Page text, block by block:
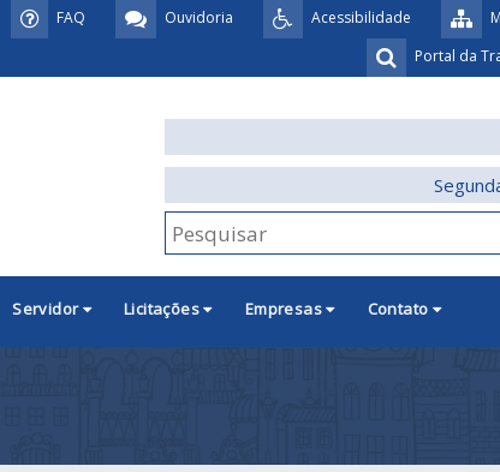
Acessibilidade
Ouvidoria
FAQ
Portal da
Servidor Licitações Empresas Contato